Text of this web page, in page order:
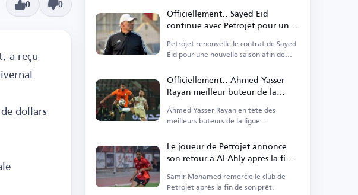
0 0
a reçu
dollars
Officiellement.. Sayed Eid
continue avec Petrojet pour une
nouvelle saison
Petrojet renouvelle le contrat de Sayed
Eid pour une nouvelle saison afin de
Officiellement.. Ahmed Yasser
Rayan meilleur buteur de la
Premier League égyptienne
saison 2025-2026
Ahmed Yasser Rayan en tête des
meilleurs buteurs de la ligue
Le joueur de Petrojet annonce
son retour à Al Ahly après la fin
de son prêt
Samir Mohamed remercie le club de
Petrojet après la fin de son prêt.